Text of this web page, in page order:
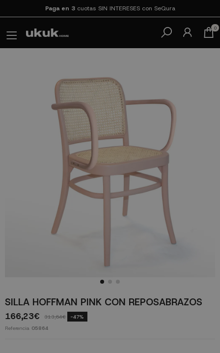
Paga en 3cuotas SIN INTERESES con SeQura
0
SILLA HOFFMAN PINK CON REPOSABRAZOS
166,23€ 313,64€ -47%
Referencia 05864